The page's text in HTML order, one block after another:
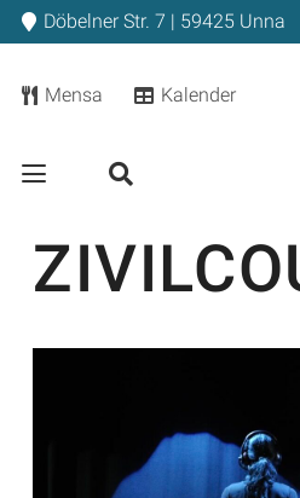
Döbelner Str. 7 | 59425 Unna
Mensa Kalender